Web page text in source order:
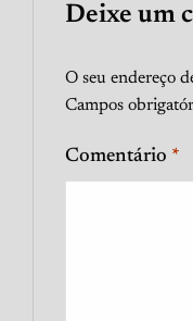
Deixe um
O seu endereço
Campos
Comentário *